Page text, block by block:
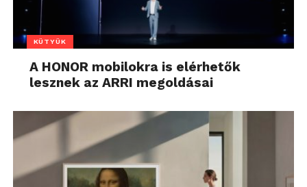
KÜTYÜK
A HONOR mobilokra is elérhetők
lesznek az ARRI megoldásai